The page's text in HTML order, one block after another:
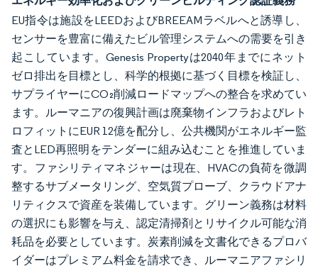
EU指令は施設をLEEDおよびBREEAMラベルへと誘導し、
センサーを豊富に備えたビル管理システムへの需要を引き
起こしています。Genesis Propertyは2040年までにネット
ゼロ排出を目標とし、科学的根拠に基づく目標を検証し、
サプライヤーにCO₂削減ロードマップへの整合を求めてい
ます。ルーマニアの復興計画は廃棄物インフラおよびレト
ロフィットにEUR 12億を配分し、公共機関がエネルギー監
査とLED再照明をテンダーに組み込むことを推進していま
す。ファシリティマネジャーは現在、HVACの負荷を微調
整するサブメータリング、空気質プローブ、クラウドアナ
リティクスで資産を装備しています。グリーン義務は材料
の選択にも影響を与え、認定清掃剤とリサイクル可能な消
耗品を必要としています。炭素削減を文書化できるプロバ
イダーはプレミアム料金を請求でき、ルーマニアファシリ